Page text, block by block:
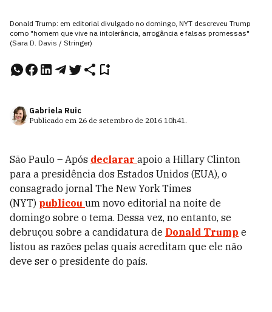
Donald Trump: em editorial divulgado no domingo, NYT descreveu Trump
como "homem que vive na intolerância, arrogância e falsas promessas"
(Sara D. Davis / Stringer)
Gabriela Ruic
Publicado em 26 de setembro de 2016 10h41.
São Paulo – Após declarar apoio a Hillary Clinton
para a presidência dos Estados Unidos (EUA), o
consagrado jornal The New York Times
(NYT) publicou um novo editorial na noite de
domingo sobre o tema. Dessa vez, no entanto, se
debruçou sobre a candidatura de Donald Trump e
listou as razões pelas quais acreditam que ele não
deve ser o presidente do país.